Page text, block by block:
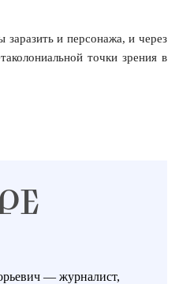
и персонажа, и через
точки зрения в
— журналист,